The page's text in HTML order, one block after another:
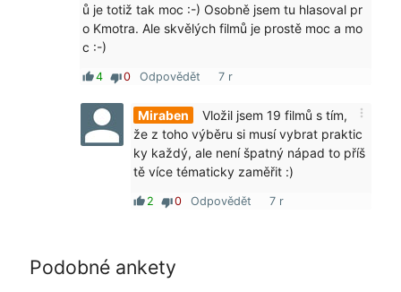
ů je totiž tak moc :-) Osobně jsem tu hlasoval pr
o Kmotra. Ale skvělých filmů je prostě moc a mo
c :-)
thumb_up4 thumb_down0 Odpovědět 7 r
Miraben more_vert
Vložil jsem 19 filmů s tím,
že z toho výběru si musí vybrat praktic
ky každý, ale není špatný nápad to příš
tě více tématicky zaměřit :)
thumb_up 2 thumb_down0 Odpovědět 7 r
Podobné ankety